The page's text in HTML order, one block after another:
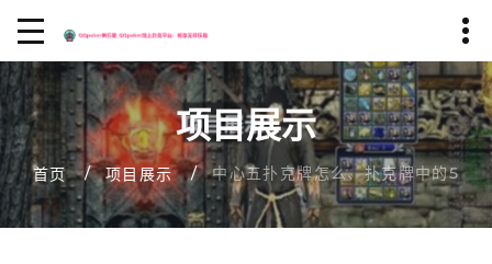
项目展示
首页 项目展示 中心五扑克牌怎么、扑克牌中的5